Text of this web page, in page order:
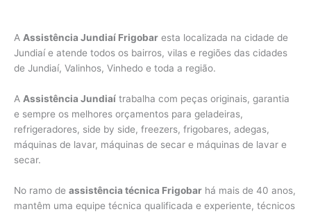
A Assistência Jundiaí Frigobar esta localizada na cidade de
Jundiaí e atende todos os bairros, vilas e regiões das cidades
de Jundiaí, Valinhos, Vinhedo e toda a região.
A Assistência Jundiaí trabalha com peças originais, garantia
e sempre os melhores orçamentos para geladeiras,
refrigeradores, side by side, freezers, frigobares, adegas,
máquinas de lavar, máquinas de secar e máquinas de lavar e
secar.
No ramo de assistência técnica Frigobar há mais de 40 anos,
mantêm uma equipe técnica qualificada e experiente, técnicos